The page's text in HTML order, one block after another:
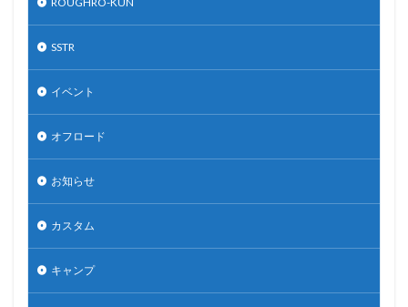
SSTR
イベント
オフロード
お知らせ
カスタム
キャンプ